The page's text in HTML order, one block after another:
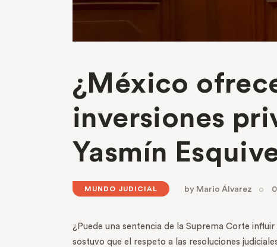
¿México
inversiones
Yasmín
MUNDO JUDICIAL by Mario Álvarez
¿Puede una sentencia de la Suprema Corte
sostuvo que el respeto a las resoluciones